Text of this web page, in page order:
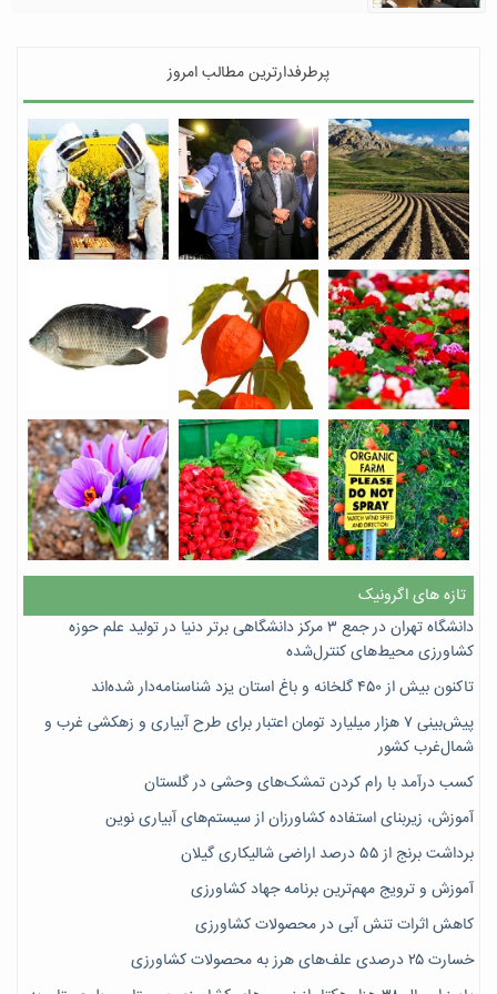
پرطرفدارترین مطالب امروز
تازه های اگرونیک
دانشگاه تهران در جمع ۳ مرکز دانشگاهی برتر دنیا در تولید علم حوزه
کشاورزی محیط‌های کنترل‌شده
تاکنون بیش از ۴۵۰ گلخانه و باغ استان یزد شناسنامه‌دار شده‌اند
پیش‌بینی ۷‌ هزار میلیارد تومان اعتبار برای طرح آبیاری و زهکشی غرب و
شمال‌غرب کشور
کسب درآمد با رام کردن تمشک‌های وحشی در گلستان
آموزش، زیربنای استفاده کشاورزان از سیستم‌های آبیاری نوین
برداشت برنج از ۵۵ درصد اراضی شالیکاری گیلان
آموزش و ترویج مهم‌ترین برنامه جهاد کشاورزی
کاهش اثرات تنش آبی در محصولات کشاورزی
خسارت ۲۵ درصدی علف‌های هرز به محصولات کشاورزی